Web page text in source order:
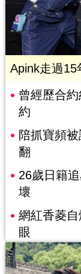
Apink走過15
曾經歷合
約
陪抓寶頻
翻
26歲日籍
壞
網紅香菱
眼